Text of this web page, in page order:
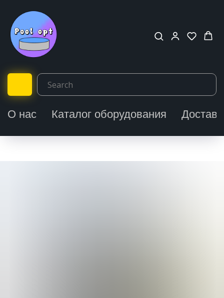
О нас Каталог оборудования